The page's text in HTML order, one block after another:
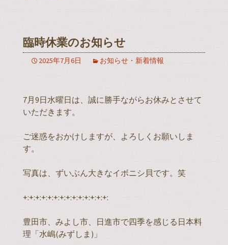
臨時休業のお知らせ
2025年7月6日 お知らせ・新着情報
7月9日水曜日は、誠に勝手ながらお休みとさせて
いただきます。
ご迷惑をおかけしますが、よろしくお願いしま
す。
写真は、ずいぶん大きなイボニシ貝です。笑
+:+:+:+:+:+:+:+:+:+:+:+:+:+:
豊田市、みよし市、日進市で四季を感じる日本料
理「水嶋(みずしま)」